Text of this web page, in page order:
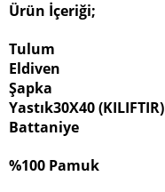
Ürün İçeriği;
Tulum
Eldiven
Şapka
Yastık30X40 (KILIFTIR)
Battaniye
%100 Pamuk